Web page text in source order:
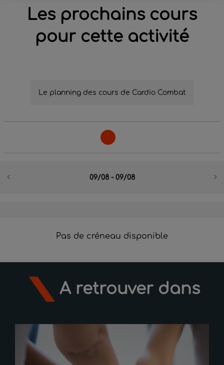
Les prochains cours
pour cette activité
Le planning des cours de Cardio Combat
A retrouver dans